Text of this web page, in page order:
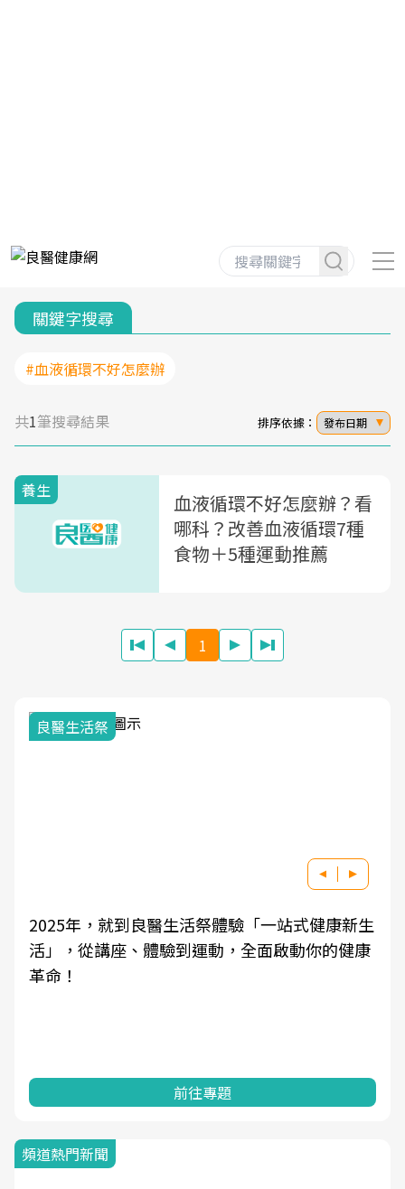
關鍵字搜尋
#血液循環不好怎麼辦
共1筆搜尋結果 排序依據： 發布日期
養生
血液循環不好怎麼辦？看
哪科？改善血液循環7種
食物＋5種運動推薦
1
良醫生活祭
2025年，就到良醫生活祭體驗「一站式健康新生
活」，從講座、體驗到運動，全面啟動你的健康
革命！
前往專題
頻道熱門新聞